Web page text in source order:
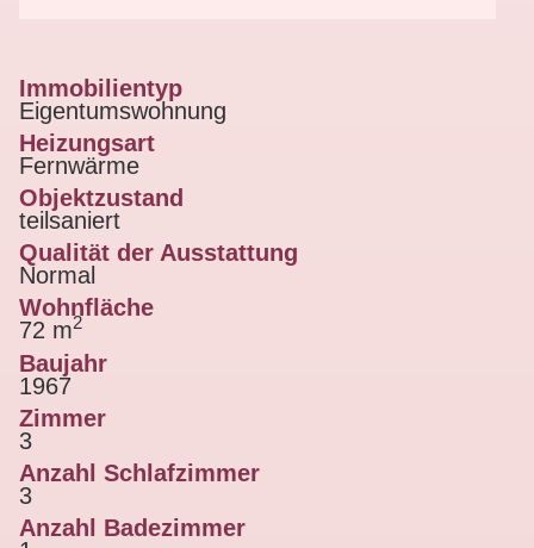
Immobilientyp
Eigentumswohnung
Heizungsart
Fernwärme
Objektzustand
teilsaniert
Qualität der Ausstattung
Normal
Wohnfläche
72 m2
Baujahr
1967
Zimmer
3
Anzahl Schlafzimmer
3
Anzahl Badezimmer